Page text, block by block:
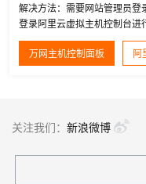
解决方法：需要网站管理员
登录阿里云虚拟主机控制台进
万网主机控制面板 阿